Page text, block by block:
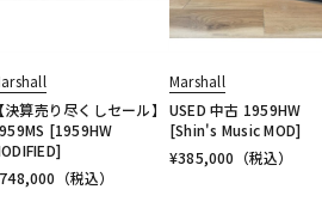
【決算売り尽くしセール】
[1959HW
748,000 （税込）
Marshall
USED 中古 1959HW
[Shin's Music MOD]
¥385,000 （税込）